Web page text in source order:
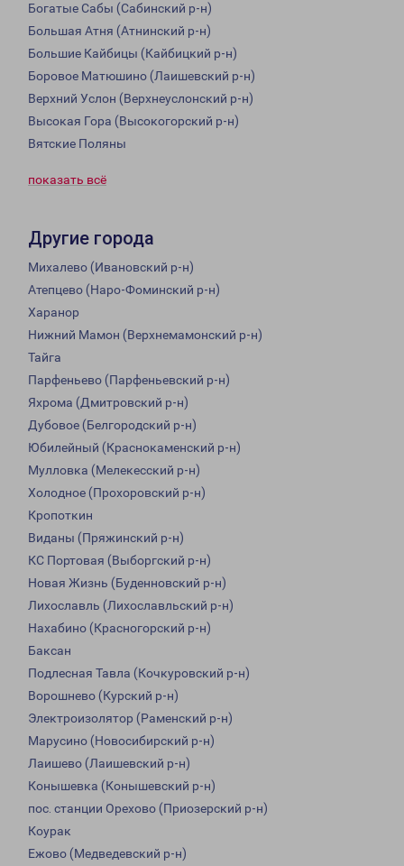
Богатые Сабы (Сабинский р-н)
Большая Атня (Атнинский р-н)
Большие Кайбицы (Кайбицкий р-н)
Боровое Матюшино (Лаишевский р-н)
Верхний Услон (Верхнеуслонский р-н)
Высокая Гора (Высокогорский р-н)
Вятские Поляны
показать всё
Другие города
Михалево (Ивановский р-н)
Атепцево (Наро-Фоминский р-н)
Харанор
Нижний Мамон (Верхнемамонский р-н)
Тайга
Парфеньево (Парфеньевский р-н)
Яхрома (Дмитровский р-н)
Дубовое (Белгородский р-н)
Юбилейный (Краснокаменский р-н)
Мулловка (Мелекесский р-н)
Холодное (Прохоровский р-н)
Кропоткин
Виданы (Пряжинский р-н)
КС Портовая (Выборгский р-н)
Новая Жизнь (Буденновский р-н)
Лихославль (Лихославльский р-н)
Нахабино (Красногорский р-н)
Баксан
Подлесная Тавла (Кочкуровский р-н)
Ворошнево (Курский р-н)
Электроизолятор (Раменский р-н)
Марусино (Новосибирский р-н)
Лаишево (Лаишевский р-н)
Конышевка (Конышевский р-н)
пос. станции Орехово (Приозерский р-н)
Коурак
Ежово (Медведевский р-н)